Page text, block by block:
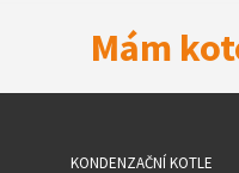
Mám
KONDENZAČNÍ KOTLE